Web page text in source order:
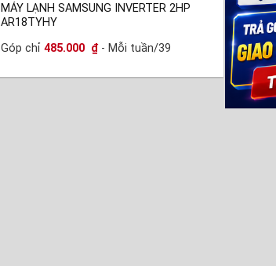
MÁY LẠNH SAMSUNG INVERTER 2HP
AR18TYHY
Góp chỉ485.000 ₫ - Mỗi tuần/39